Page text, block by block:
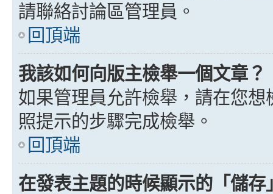
請聯絡討論區管理員。
回頂端
我該如何向版主檢舉一個文章？
如果管理員允許檢舉，請在您
照提示的步驟完成檢舉。
回頂端
在發表主題的時候顯示的「儲